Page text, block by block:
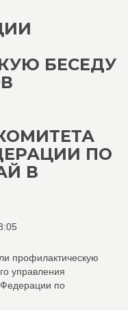
БЕСЕДУ
ПО
В
профилактическую
управления
Федерации по